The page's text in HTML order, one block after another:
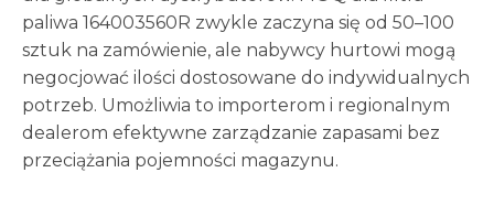
paliwa 164003560R zwykle zaczyna się od 50–100
sztuk na zamówienie, ale nabywcy hurtowi mogą
negocjować ilości dostosowane do indywidualnych
potrzeb. Umożliwia to importerom i regionalnym
dealerom efektywne zarządzanie zapasami bez
przeciążania pojemności magazynu.